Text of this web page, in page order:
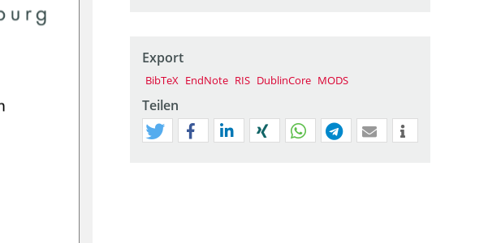
1
Export
BibTeX EndNote RIS DublinCore MODS
Teilen